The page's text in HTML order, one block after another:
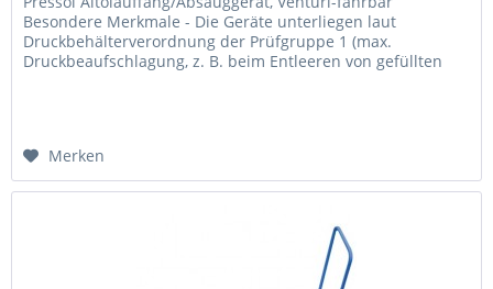
Besondere Merkmale - Die Geräte unterliegen laut
Druckbehälterverordnung der Prüfgruppe 1 (max.
Druckbeaufschlagung, z. B. beim Entleeren von gefüllten
Merken